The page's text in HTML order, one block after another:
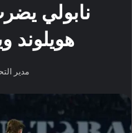
نابولي
هويلوند
مدير